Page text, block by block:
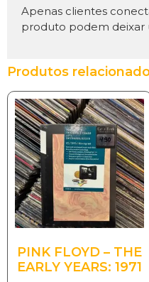
Apenas clientes
produto podem deixar
Produtos
PINK FLOYD – THE
EARLY YEARS: 1971